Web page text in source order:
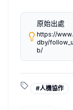
現在的 level，可接
第三層：文化與公司
公司規模（早期
工作強度預期
可執行任務 vs. 宣示
這篇帖子讓我覺得
原始出處
https://
dby/
b/
#人機協作